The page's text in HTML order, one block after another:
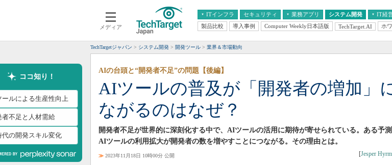
メディア
ITインフラ
クラウド
スマートモバイル
ネットワーク
システム運用管理
セキュリティ 業務アプリ
エンタープライズAI
ERP
CX
情報系システム
システム開発 IT経
経営とIT 医療IT
製品比較 導入事例 Computer Weekly日本語版 TechTarget.AI ホ
TechTargetジャパン システム開発 開発ツール 業界＆市場動向
ココ知り！
ールによる生産性向上
者不足と人材需給
代の開発スキル変化
AIツールの普及が「開発者の増加」
ながるのはなぜ？
AIの台頭と“開発者不足”の問題【後編】
開発者不足が世界的に深刻化する中で、AIツールの活用に期待が寄せられている。ある予測
AIツールの利用拡大が開発者の数を増やすことにつながる。その理由とは。
≫ 2023年11月18日 10時00分 公開 [Jesper Hyrm